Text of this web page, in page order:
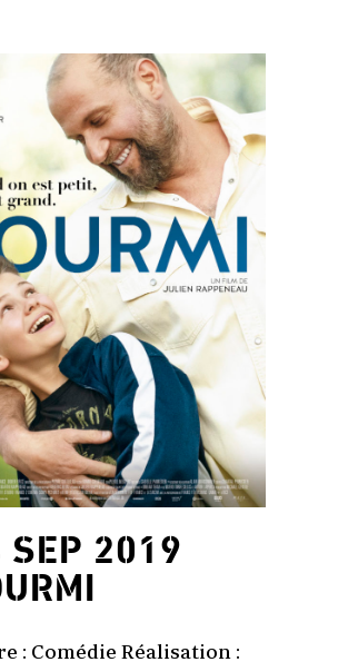
SEP 2019
: Comédie Réalisation :